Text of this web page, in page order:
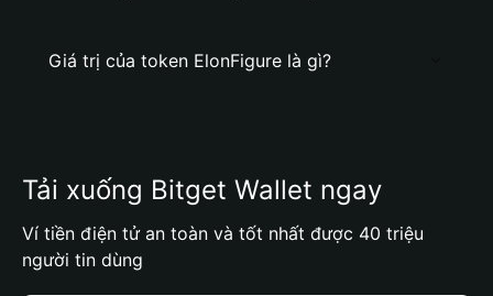
Giá trị của token ElonFigure là gì?
Tải xuống Bitget Wallet ngay
Ví tiền điện tử an toàn và tốt nhất được 40 triệu
người tin dùng